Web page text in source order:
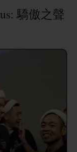
驕傲之聲